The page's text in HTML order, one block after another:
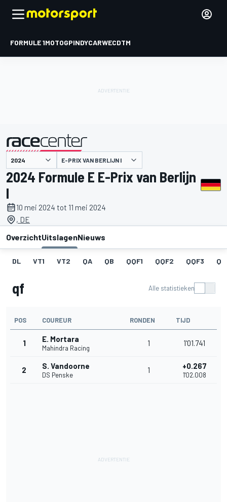
FORMULE 1MOTOGPINDYCARWECDTM
gepresenteerd door E-PRIX VAN BERLIJN I
2024 Formule E E-Prix van Berlijn
I
10 mei 2024 tot 11 mei 2024
, DE
OverzichtUitslagenNieuws
DL VT1 VT2 QA QB QQF1 QQF2 QQF3
qf Alle statistieken
POS COUREUR RONDEN TIJD
1 E. Mortara
Mahindra Racing
1 1'01.741
2 S. Vandoorne
DS Penske
1 +0.267
1'02.008